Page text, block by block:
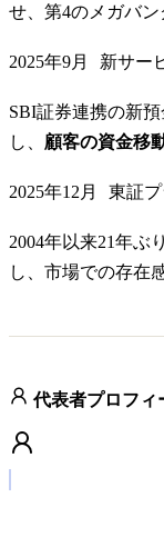
せ、第4のメガバン
2025年9月 新サー
SBI証券連携の新
し、 顧客の資金移
2025年12月 東証
2004年以来21年ぶ
し、市場での存在
代表者プロフィ